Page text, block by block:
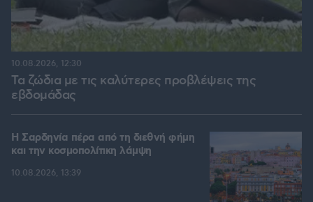
Τα ζώδια με τις καλύτερες προβλέψεις της
εβδομάδας
10.08.2026, 12:30
Η Σαρδηνία πέρα από τη διεθνή φήμη
και την κοσμοπολίτικη λάμψη
10.08.2026, 13:39